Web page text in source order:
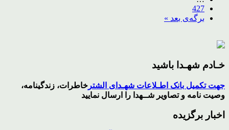
427
برگه‌ی بعد »
خـادم شهـدا باشید
جهت تکمیل بانک اطـلاعات شهـدای الشتر خاطرات، زندگینامه،
وصیت نامه و تصاویر شــهدا را ارسال نمایید
اخبار برگزیده